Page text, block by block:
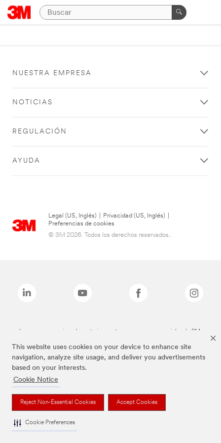
This website uses cookies on your device to enhance site
navigation, analyze site usage, and deliver you advertisements
based on your interests.
Cookie Notice
Reject Non-Essential Cookies Accept Cookies
Cookie Preferences
NUESTRA EMPRESA
NOTICIAS
REGULACIÓN
AYUDA
Legal (US, Inglés) Privacidad (US, Inglés)
Preferencias de cookies
© 3M 2026. Todos los derechos reservados..
Las marcas mencionadas anteriormente son marcas comerciales de 3M.